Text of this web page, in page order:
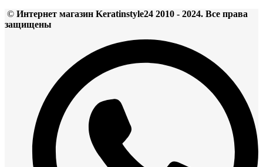
© Интернет магазин Keratinstyle24 2010 - 2024. Все права
защищены